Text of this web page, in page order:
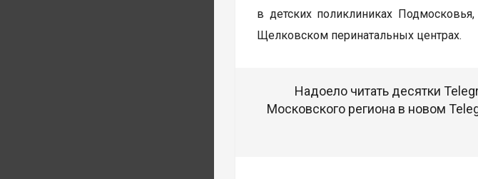
в детских поликлиниках
Щелковском перинатальных центрах.
Надоело читать десятки
Московского региона в новом